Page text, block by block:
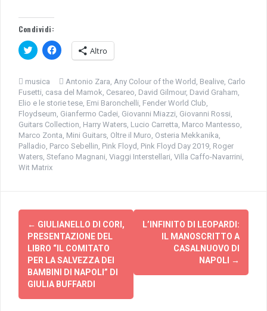
Condividi:
F
a
l
i
c
q
u
i
p
e
r
c
o
n
d
e
e
s
u
T
w
i
t
t
e
r
F
a
c
p
e
r
c
o
n
d
i
s
u
F
a
c
e
b
o
o
k
(
S
Altro
musica Antonio Zara, Any Colour of the World , Bealive, Carlo
Fusetti, casa del Mamok, Cesareo, David Gilmour, David Graham,
Elio e le storie tese, Emi Baronchelli, Fender World Club,
Floydseum, Gianfermo Cadei, Giovanni Miazzi, Giovanni Rossi,
Guitars Collection, Harry Waters, Lucio Carretta, Marco Mantesso,
Marco Zonta, Mini Guitars, Oltre il Muro, Osteria Mekkanika,
Palladio, Parco Sebellin, Pink Floyd , Pink Floyd Day 2019, Roger
Waters, Stefano Magnani, Viaggi Interstellari, Villa Caffo-Navarrini,
Wit Matrix
Navigazione
articolo
← GIULIANELLO DI CORI,
PRESENTAZIONE DEL
LIBRO “IL COMITATO
PER LA SALVEZZA DEI
BAMBINI DI NAPOLI” DI
GIULIA BUFFARDI
L’INFINITO DI LEOPARDI:
IL MANOSCRITTO A
CASALNUOVO DI
NAPOLI
→